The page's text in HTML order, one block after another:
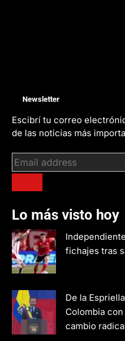
Newsletter
Escibrí tu correo
de las noticias más
Lo más visto hoy
fichajes tras
De la
Colombia
cambio radical